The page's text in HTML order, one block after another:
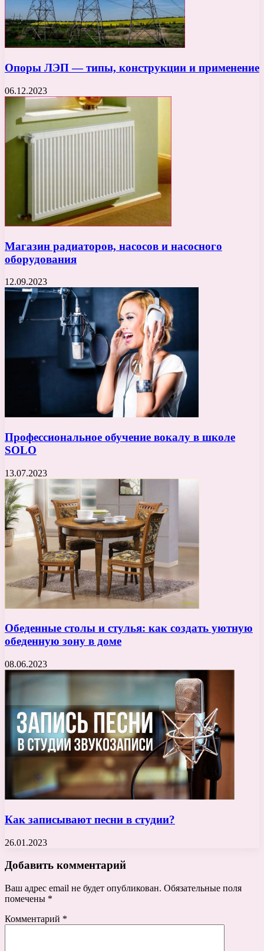
Опоры ЛЭП — типы, конструкции и применение
06.12.2023
Магазин радиаторов, насосов и насосного
оборудования
12.09.2023
Профессиональное обучение вокалу в школе
SOLO
13.07.2023
Обеденные столы и стулья: как создать уютную
обеденную зону в доме
08.06.2023
Как записывают песни в студии?
26.01.2023
Добавить комментарий
Ваш адрес email не будет опубликован. Обязательные поля
помечены *
Комментарий *